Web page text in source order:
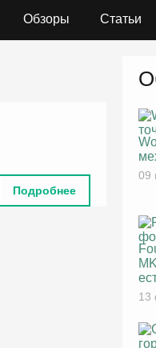
Обзоры Статьи
Подробнее
09
13